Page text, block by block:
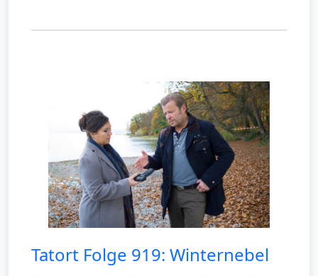
Tatort Folge 919: Winternebel